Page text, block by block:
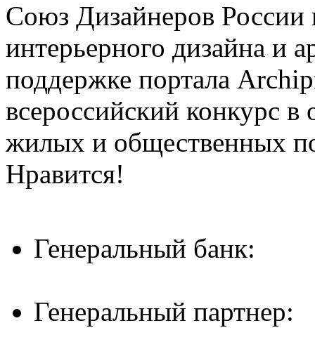
Союз Дизайнеров России
интерьерного дизайна и
поддержке портала
всероссийский конкурс в
жилых и общественных
Нравится!
Генеральный банк:
Генеральный партнер: